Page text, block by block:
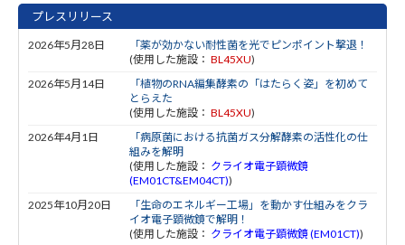
プレスリリース
2026年5月28日
「薬が効かない耐性菌を光でピンポイント撃退！
(使用した施設： BL45XU)
2026年5月14日
「植物のRNA編集酵素の「はたらく姿」を初めて
とらえた
(使用した施設： BL45XU)
2026年4月1日
「病原菌における抗菌ガス分解酵素の活性化の仕
組みを解明
(使用した施設： クライオ電子顕微鏡
(EM01CT&EM04CT))
2025年10月20日
「生命のエネルギー工場」を動かす仕組みをクラ
イオ電子顕微鏡で解明！
(使用した施設： クライオ電子顕微鏡 (EM01CT))